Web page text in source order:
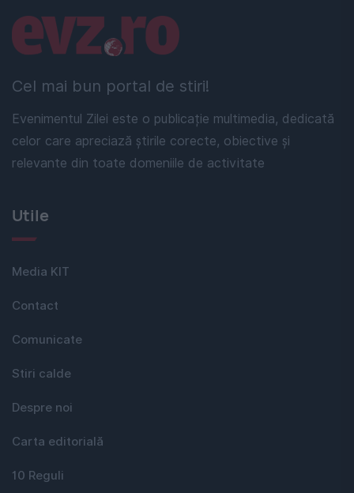
Cel mai bun portal de stiri!
Evenimentul Zilei este o publicație multimedia, dedicată
celor care apreciază știrile corecte, obiective și
relevante din toate domeniile de activitate
Linkuri utile
Utile
Media KIT
Contact
Comunicate
Stiri calde
Despre noi
Carta editorială
10 Reguli